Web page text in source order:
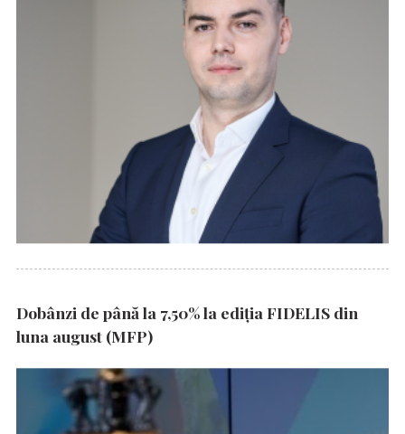
Dobânzi de până la 7,50% la ediția FIDELIS din
luna august (MFP)